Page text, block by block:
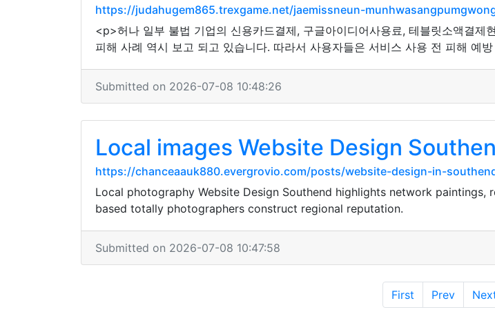
https://judahugem865.trexgame.net/jaemissneun-
<p>허나 일부 불법 기업의 신용카드결제, 구글아이디어사용료, 테블릿소액결
피해 사례 역시 보고 되고 있습니다. 따라서 사용자들은 서비스 사용 전 피해 예
Submitted on 2026-07-08 10:48:26
Local images Website Design
https://chanceaauk880.evergrovio.com/posts/website-design-in-
Local photography Website Design Southend highlights network
based totally photographers construct regional reputation.
Submitted on 2026-07-08 10:47:58
First Prev